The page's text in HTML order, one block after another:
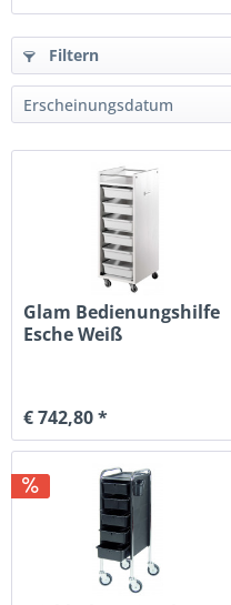
Filtern
Glam Bedienungshilfe
Esche Weiß
€ 742,80 *